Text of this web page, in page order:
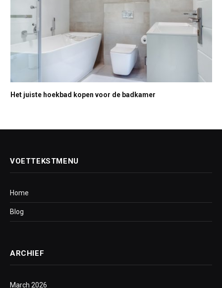
Het juiste hoekbad kopen voor de badkamer
VOETTEKSTMENU
Home
Blog
ARCHIEF
March 2026